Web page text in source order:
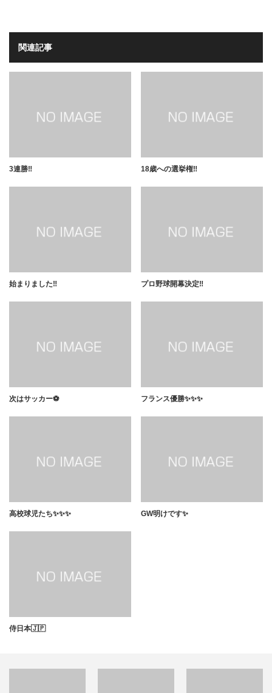
関連記事
3連勝‼️ 18歳への選挙権‼️
始まりました‼️ プロ野球開幕決定‼️
次はサッカー⚽️ フランス優勝✨✨✨
高校球児たち✨✨✨ GW明けです✨
侍日本🇯🇵